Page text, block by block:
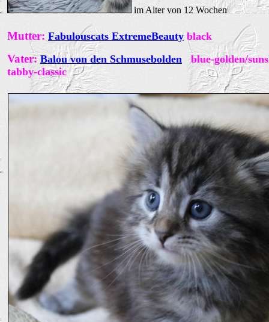
im Alter von 12 Wochen
Mutter: Fabulouscats ExtremeBeauty black
Vater:Balou von den Schmusebolden blue-golden/
tabby-classic